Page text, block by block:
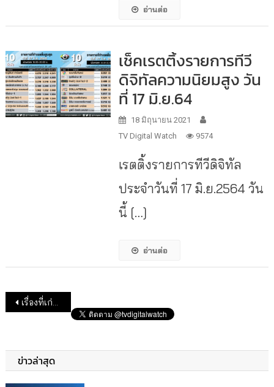
อ่านต่อ
เช็คเรตติ้งรายการทีวี
ดิจิทัลความนิยมสูง วัน
ที่ 17 มิ.ย.64
18 มิถุนายน 2021
TV Digital Watch
9574
เรตติ้งรายการทีวีดิจิทัล
ประจำวันที่ 17 มิ.ย.2564 วัน
นี้ […]
อ่านต่อ
แนะแนวเรื่อง
เรื่องที่เก่ากว่า
ข่าวล่าสุด